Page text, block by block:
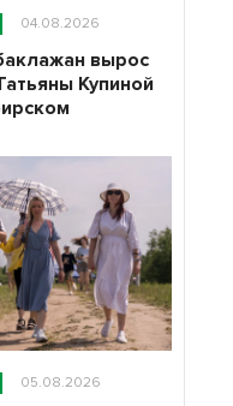
04.08.2026
вырос
Купиной
05.08.2026